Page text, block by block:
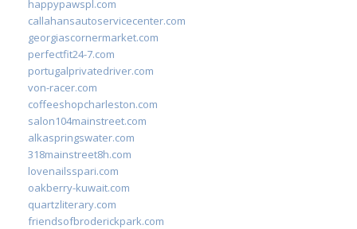
happypawspl.com
callahansautoservicecenter.com
georgiascornermarket.com
perfectfit24-7.com
portugalprivatedriver.com
von-racer.com
coffeeshopcharleston.com
salon104mainstreet.com
alkaspringswater.com
318mainstreet8h.com
lovenailsspari.com
oakberry-kuwait.com
quartzliterary.com
friendsofbroderickpark.com